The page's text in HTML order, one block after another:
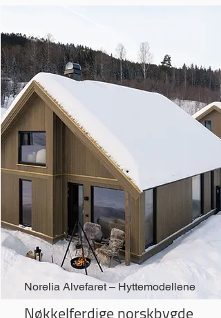
Norelia Alvefaret – Hyttemodellene